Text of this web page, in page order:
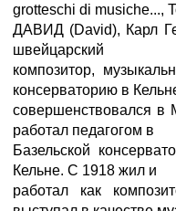
grotteschi di musiche...,
ДАВИД (David), Карл
швейцарский
композитор,
консерваторию в
совершенствовался
работал педагогом в
Базельской
Кельне. С 1918 жил и
работал как